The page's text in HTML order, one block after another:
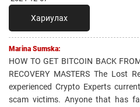
Хариулах
Marina Sumska:
HOW TO GET BITCOIN BACK
RECOVERY MASTERS The Lost
experienced Crypto Experts
scam victims. Anyone that has